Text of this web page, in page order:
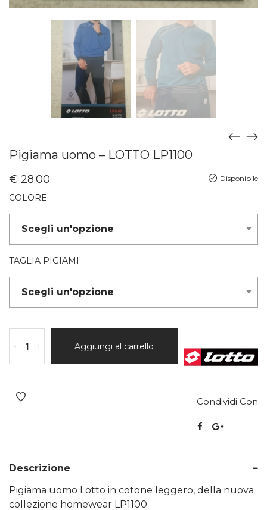
Pigiama uomo – LOTTO LP1100
Disponibile
€ 28.00
COLORE
TAGLIA PIGIAMI
- + Aggiungi al carrello
Condividi Con
Descrizione
Pigiama uomo Lotto in cotone leggero, della nuova
collezione homewear LP1100